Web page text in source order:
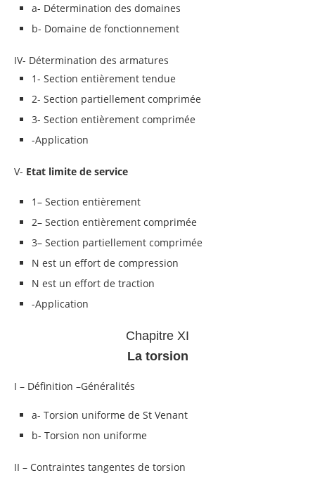
a- Détermination des domaines
b- Domaine de fonctionnement
IV- Détermination des armatures
1- Section entièrement tendue
2- Section partiellement comprimée
3- Section entièrement comprimée
-Application
V- Etat limite de service
1– Section entièrement
2– Section entièrement comprimée
3– Section partiellement comprimée
N est un effort de compression
N est un effort de traction
-Application
Chapitre XI
La torsion
I – Définition –Généralités
a- Torsion uniforme de St Venant
b- Torsion non uniforme
II – Contraintes tangentes de torsion